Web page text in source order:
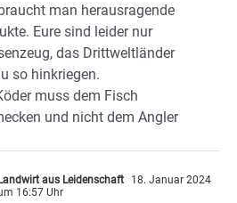
man herausragende
Eure sind leider nur
das Drittweltländer
so hinkriegen.
muss dem Fisch
und nicht dem Angler
aus Leidenschaft
18. Januar 2024
16:57 Uhr